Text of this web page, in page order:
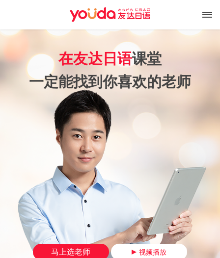
在友达日语课堂
一定能找到你喜欢的老师
马上选老师 视频播放